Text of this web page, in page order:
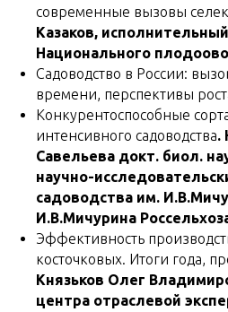
современные вызовы
Казаков,
Национального
Садоводство в России:
времени, перспективы
Конкурентоспособные
интенсивного садоводства.
Савельева докт. биол.
научно-
садоводства им.
И.В.Мичурина
Эффективность
косточковых. Итоги года,
Князьков Олег
центра отраслевой